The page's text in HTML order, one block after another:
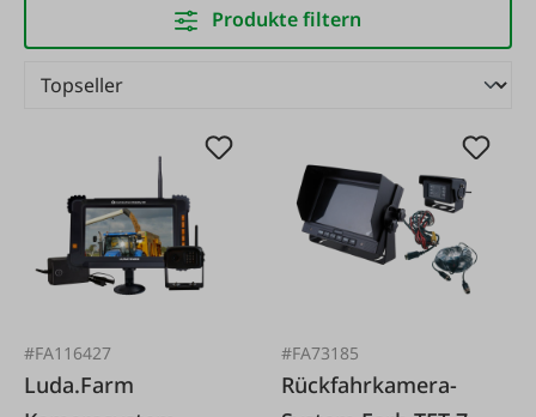
Produkte filtern
#FA116427
Luda.Farm
#FA73185
Rückfahrkamera-